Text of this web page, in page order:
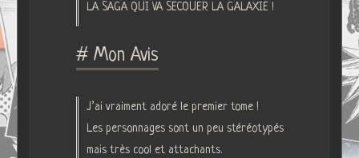
LA SAGA QUI VA SECOUER LA GALAXIE !
# Mon Avis
J’ai vraiment adoré le premier tome !
Les personnages sont un peu stéréotypés
mais très cool et attachants.